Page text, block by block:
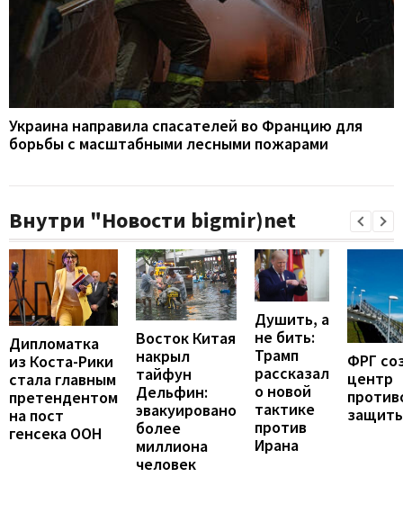
Украина направила спасателей во Францию для
борьбы с масштабными лесными пожарами
Внутри "Новости bigmir)net
Дипломатка
из Коста-Рики
стала главным
претендентом
на пост
генсека ООН
Восток Китая
накрыл
тайфун
Дельфин:
эвакуировано
более
миллиона
человек
Душить, а
не бить:
Трамп
рассказал
о новой
тактике
против
Ирана
ФРГ
центр